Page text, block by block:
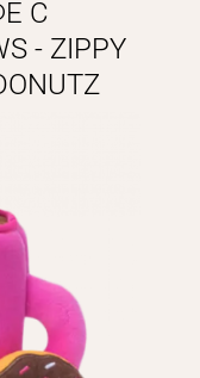
С
- ZIPPY